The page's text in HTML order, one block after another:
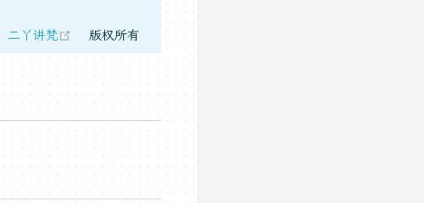
二丫讲梵 (opens new window)
版权所有